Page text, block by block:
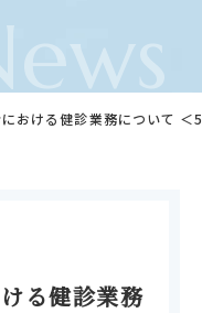
おける健診業務について ＜
る健診業務